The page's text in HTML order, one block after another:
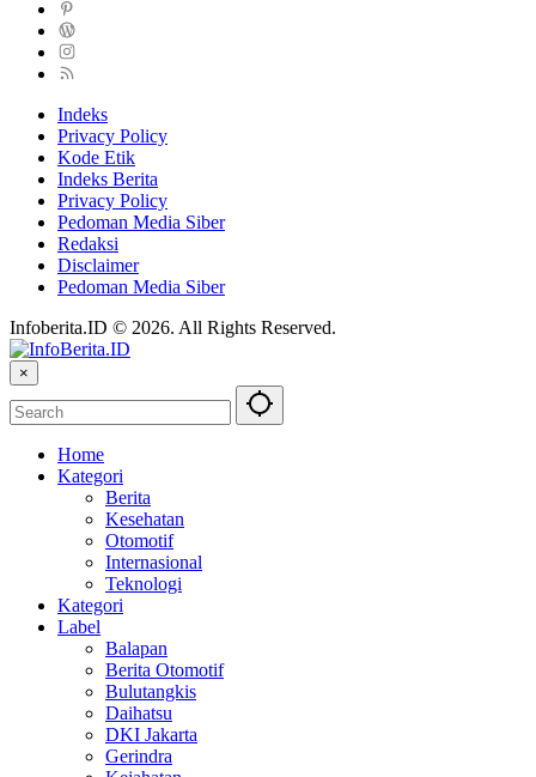
Indeks
Privacy Policy
Kode Etik
Indeks Berita
Privacy Policy
Pedoman Media Siber
Redaksi
Disclaimer
Pedoman Media Siber
Infoberita.ID © 2026. All Rights Reserved.
×
Home
Kategori
Berita
Kesehatan
Otomotif
Internasional
Teknologi
Kategori
Label
Balapan
Berita Otomotif
Bulutangkis
Daihatsu
DKI Jakarta
Gerindra